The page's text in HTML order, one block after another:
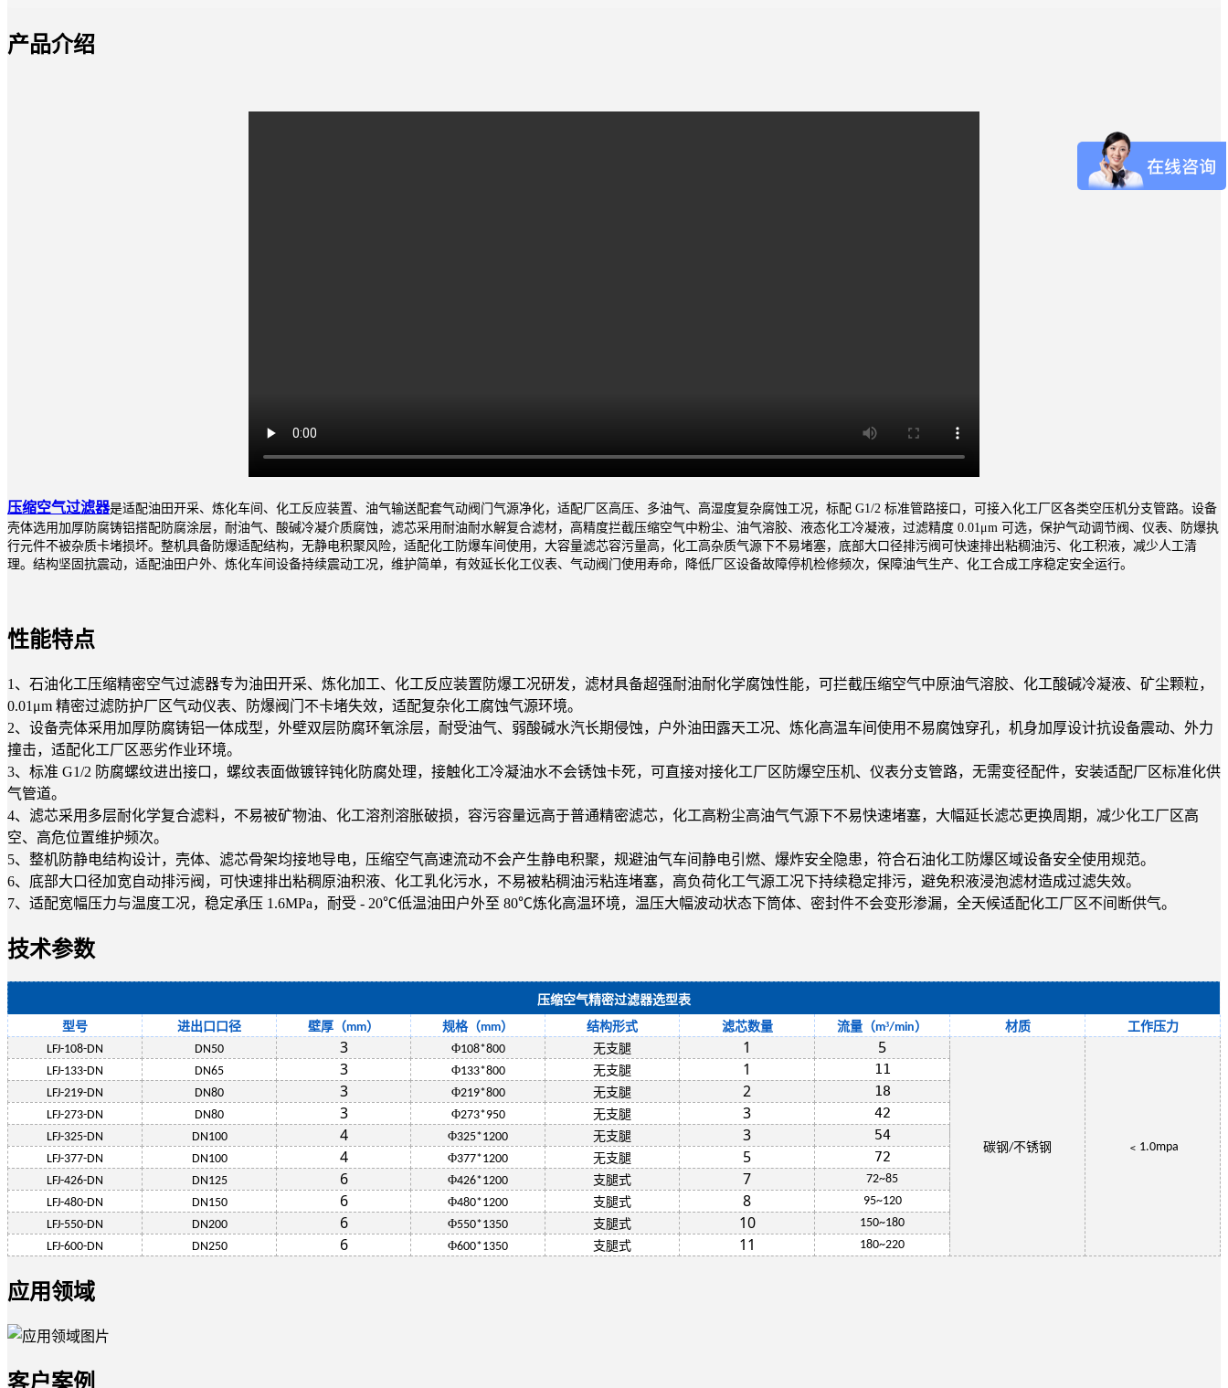
产品介绍
压缩空气过滤器是适配油田开采、炼化车间、化工反应装置、油气输送配套气动阀门气源净化，适配厂区高压、多油气、高湿度复杂腐蚀工况，标配 G1/2 标准管路接口，可接入化工厂区各类空压机分支管路。设备
壳体选用加厚防腐铸铝搭配防腐涂层，耐油气、酸碱冷凝介质腐蚀，滤芯采用耐油耐水解复合滤材，高精度拦截压缩空气中粉尘、油气溶胶、液态化工冷凝液，过滤精度 0.01μm 可选，保护气动调节阀、仪表、防爆执
行元件不被杂质卡堵损坏。整机具备防爆适配结构，无静电积聚风险，适配化工防爆车间使用，大容量滤芯容污量高，化工高杂质气源下不易堵塞，底部大口径排污阀可快速排出粘稠油污、化工积液，减少人工清
理。结构坚固抗震动，适配油田户外、炼化车间设备持续震动工况，维护简单，有效延长化工仪表、气动阀门使用寿命，降低厂区设备故障停机检修频次，保障油气生产、化工合成工序稳定安全运行。
性能特点
1、石油化工压缩精密空气过滤器专为油田开采、炼化加工、化工反应装置防爆工况研发，滤材具备超强耐油耐化学腐蚀性能，可拦截压缩空气中原油气溶胶、化工酸碱冷凝液、矿尘颗粒，
0.01μm 精密过滤防护厂区气动仪表、防爆阀门不卡堵失效，适配复杂化工腐蚀气源环境。
2、设备壳体采用加厚防腐铸铝一体成型，外壁双层防腐环氧涂层，耐受油气、弱酸碱水汽长期侵蚀，户外油田露天工况、炼化高温车间使用不易腐蚀穿孔，机身加厚设计抗设备震动、外力
撞击，适配化工厂区恶劣作业环境。
3、标准 G1/2 防腐螺纹进出接口，螺纹表面做镀锌钝化防腐处理，接触化工冷凝油水不会锈蚀卡死，可直接对接化工厂区防爆空压机、仪表分支管路，无需变径配件，安装适配厂区标准化供
气管道。
4、滤芯采用多层耐化学复合滤料，不易被矿物油、化工溶剂溶胀破损，容污容量远高于普通精密滤芯，化工高粉尘高油气气源下不易快速堵塞，大幅延长滤芯更换周期，减少化工厂区高
空、高危位置维护频次。
5、整机防静电结构设计，壳体、滤芯骨架均接地导电，压缩空气高速流动不会产生静电积聚，规避油气车间静电引燃、爆炸安全隐患，符合石油化工防爆区域设备安全使用规范。
6、底部大口径加宽自动排污阀，可快速排出粘稠原油积液、化工乳化污水，不易被粘稠油污粘连堵塞，高负荷化工气源工况下持续稳定排污，避免积液浸泡滤材造成过滤失效。
7、适配宽幅压力与温度工况，稳定承压 1.6MPa，耐受 - 20℃低温油田户外至 80℃炼化高温环境，温压大幅波动状态下筒体、密封件不会变形渗漏，全天候适配化工厂区不间断供气。
技术参数
压缩空气精密过滤器选型表
型号
进出口口径 壁厚（mm） 规格（mm） 结构形式 滤芯数量 流量（m³/min） 材质
工作压力
LFJ-108-DN
DN50 3 Φ108*800 无支腿 1 5
碳钢/不锈钢 ﹤ 1.0mpa
LFJ-133-DN DN65 3 Φ133*800 无支腿 1 11
LFJ-219-DN DN80 3 Φ219*800 无支腿 2 18
LFJ-273-DN DN80 3 Φ273*950 无支腿 3 42
LFJ-325-DN DN100 4 Φ325*1200 无支腿 3 54
LFJ-377-DN DN100 4 Φ377*1200 无支腿 5 72
LFJ-426-DN DN125 6 Φ426*1200 支腿式 7
72~85
LFJ-480-DN
DN150 6 Φ480*1200 支腿式 8
95~120
LFJ-550-DN
DN200 6 Φ550*1350 支腿式 10
150~180
LFJ-600-DN
DN250 6 Φ600*1350 支腿式 11 180~220
应用领域
客户案例